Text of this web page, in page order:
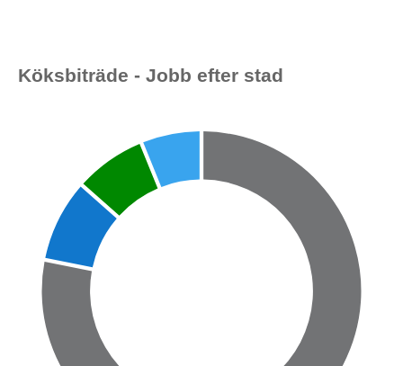
Köksbiträde - Jobb efter stad